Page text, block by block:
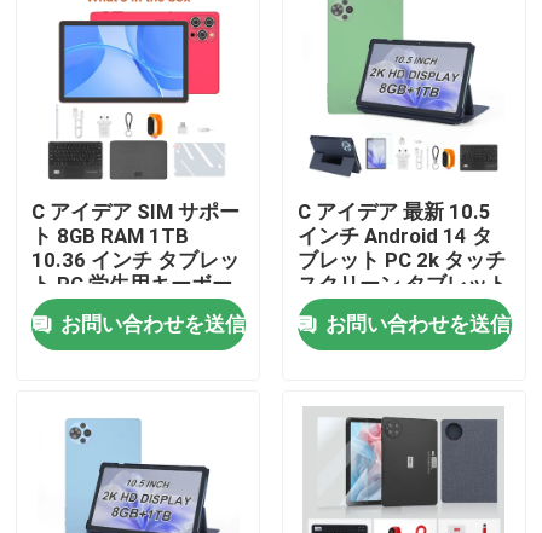
ホーム
製品
ビデオ
企業情報
会社案内
C アイデア SIM サポー
ト 8GB RAM 1TB
10.36 インチ タブレッ
ト PC 学生用キーボー
ド CM10016 PLUS
お問い合わせを送信
C アイデア 最新 10.5
インチ Android 14 タ
ブレット PC 2k タッチ
スクリーン タブレット
SIM CM10500 Plus 緑
色 お問い合わせを送信